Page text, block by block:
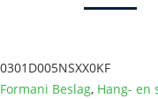
0301D005NSXX0KF
Formani Beslag, Hang- en